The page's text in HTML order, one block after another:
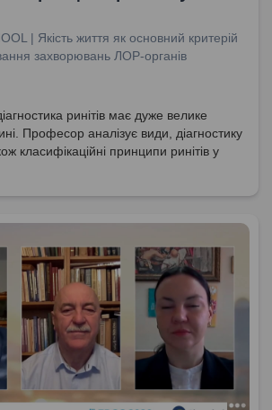
| Якість життя як основний критерій
захворювань ЛОР-органів
ринітів має дуже велике
Професор аналізує види, діагностику
класифікаційні принципи ринітів у